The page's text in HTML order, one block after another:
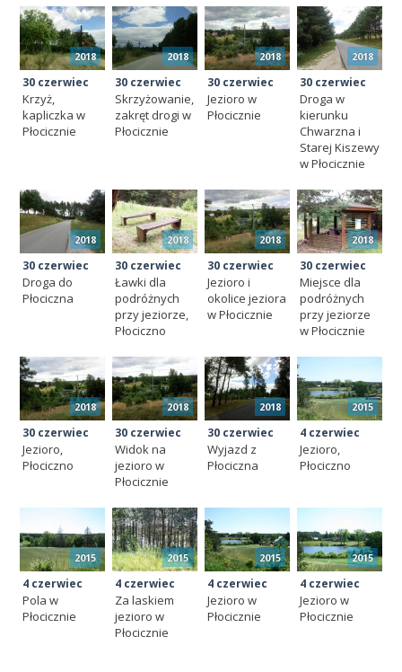
2018
30 czerwiec
Krzyż,
kapliczka w
Płocicznie
2018
30 czerwiec
Skrzyżowanie,
zakręt drogi w
Płocicznie
2018
30 czerwiec
Jezioro w
Płocicznie
2018
30 czerwiec
Droga w
kierunku
Chwarzna i
Starej Kiszewy
w Płocicznie
2018
30 czerwiec
Droga do
Płociczna
2018
30 czerwiec
Ławki dla
podróżnych
przy jeziorze,
Płociczno
2018
30 czerwiec
Jezioro i
okolice jeziora
w Płocicznie
2018
30 czerwiec
Miejsce dla
podróżnych
przy jeziorze
w Płocicznie
2018
30 czerwiec
Jezioro,
Płociczno
2018
30 czerwiec
Widok na
jezioro w
Płocicznie
2018
30 czerwiec
Wyjazd z
Płociczna
2015
4 czerwiec
Jezioro,
Płociczno
2015
4 czerwiec
Pola w
Płocicznie
2015
4 czerwiec
Za laskiem
jezioro w
Płocicznie
2015
4 czerwiec
Jezioro w
Płocicznie
2015
4 czerwiec
Jezioro w
Płocicznie